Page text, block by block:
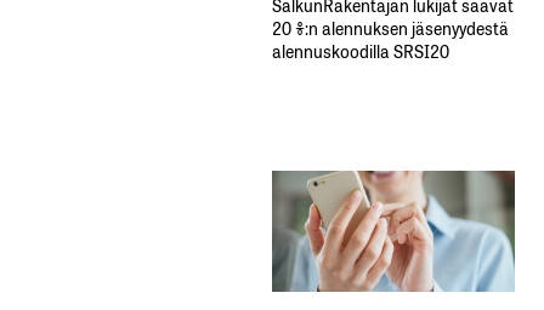
20 %:n alennuksen jäsenyydestä
alennuskoodilla SRSI20